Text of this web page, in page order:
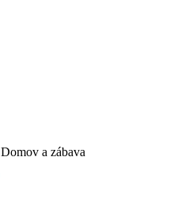
Domov a zábava